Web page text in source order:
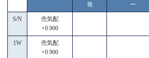
発
ー
S/N
売気配
+0.900
1W
売気配
+0.900